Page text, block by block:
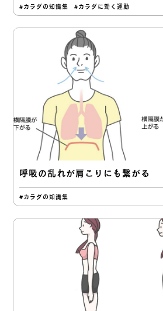
#カラダの知識集 #カラダに効く運動
呼吸の乱れが肩こりにも繋がる
#カラダの知識集